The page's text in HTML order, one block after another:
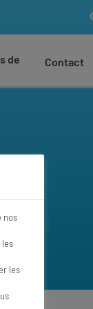
de
Contact
nos
les